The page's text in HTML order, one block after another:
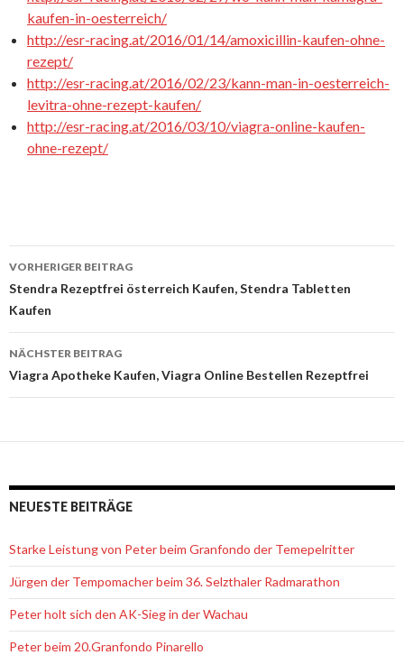
kaufen-in-oesterreich/
http://esr-racing.at/2016/01/14/amoxicillin-kaufen-ohne-
rezept/
http://esr-racing.at/2016/02/23/kann-man-in-oesterreich-
levitra-ohne-rezept-kaufen/
http://esr-racing.at/2016/03/10/viagra-online-kaufen-
ohne-rezept/
Beitrags-
Navigation
VORHERIGER BEITRAG
Stendra Rezeptfrei österreich Kaufen, Stendra Tabletten
Kaufen
NÄCHSTER BEITRAG
Viagra Apotheke Kaufen, Viagra Online Bestellen Rezeptfrei
NEUESTE BEITRÄGE
Starke Leistung von Peter beim Granfondo der Temepelritter
Jürgen der Tempomacher beim 36. Selzthaler Radmarathon
Peter holt sich den AK-Sieg in der Wachau
Peter beim 20.Granfondo Pinarello